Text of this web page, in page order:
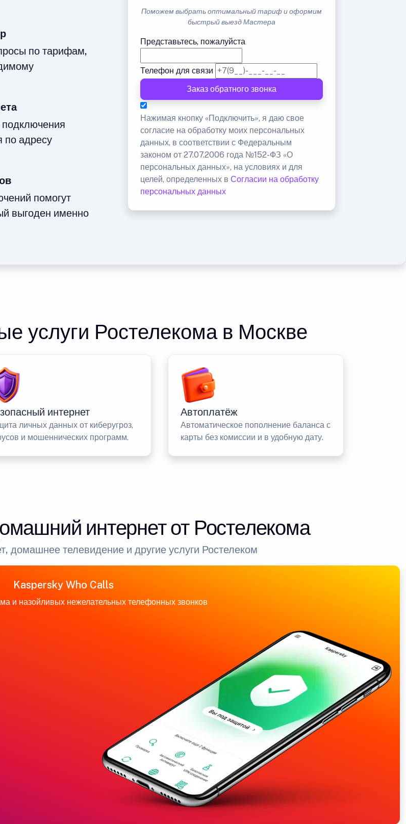
по тарифам,
подключения
по адресу
помогут
выгоден именно
Поможем выбрать оптимальный тариф и оформим
быстрый выезд Мастера
Представьтесь, пожалуйста
Телефон для связи
Заказ обратного звонка
Нажимая кнопку «Подключить», я даю свое
согласие на обработку моих персональных
данных, в соответствии с Федеральным
законом от 27.07.2006 года №152-ФЗ «О
персональных данных», на условиях и для
целей, определенных вСогласии на обработку
персональных данных
услуги Ростелекома в Москве
интернет
личных данных от киберугроз,
и мошеннических программ.
Автоплатёж
Автоматическое пополнение баланса с
карты без комиссии и в удобную дату.
интернет от Ростелекома
домашнее телевидение и другие услуги Ростелеком
Kaspersky Who Calls
и назойливых нежелательных телефонных звонков